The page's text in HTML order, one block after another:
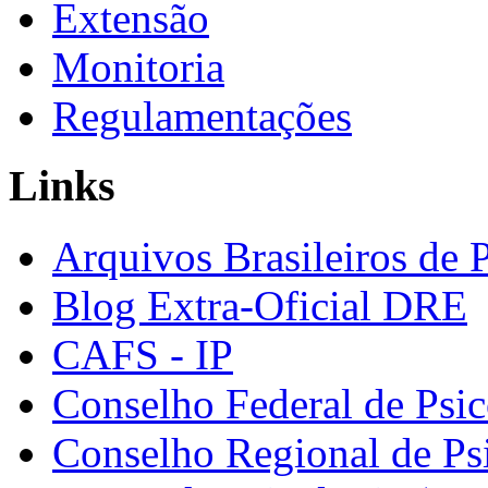
Extensão
Monitoria
Regulamentações
Links
Arquivos Brasileiros de
Blog Extra-Oficial DRE
CAFS - IP
Conselho Federal de
Conselho Regional de